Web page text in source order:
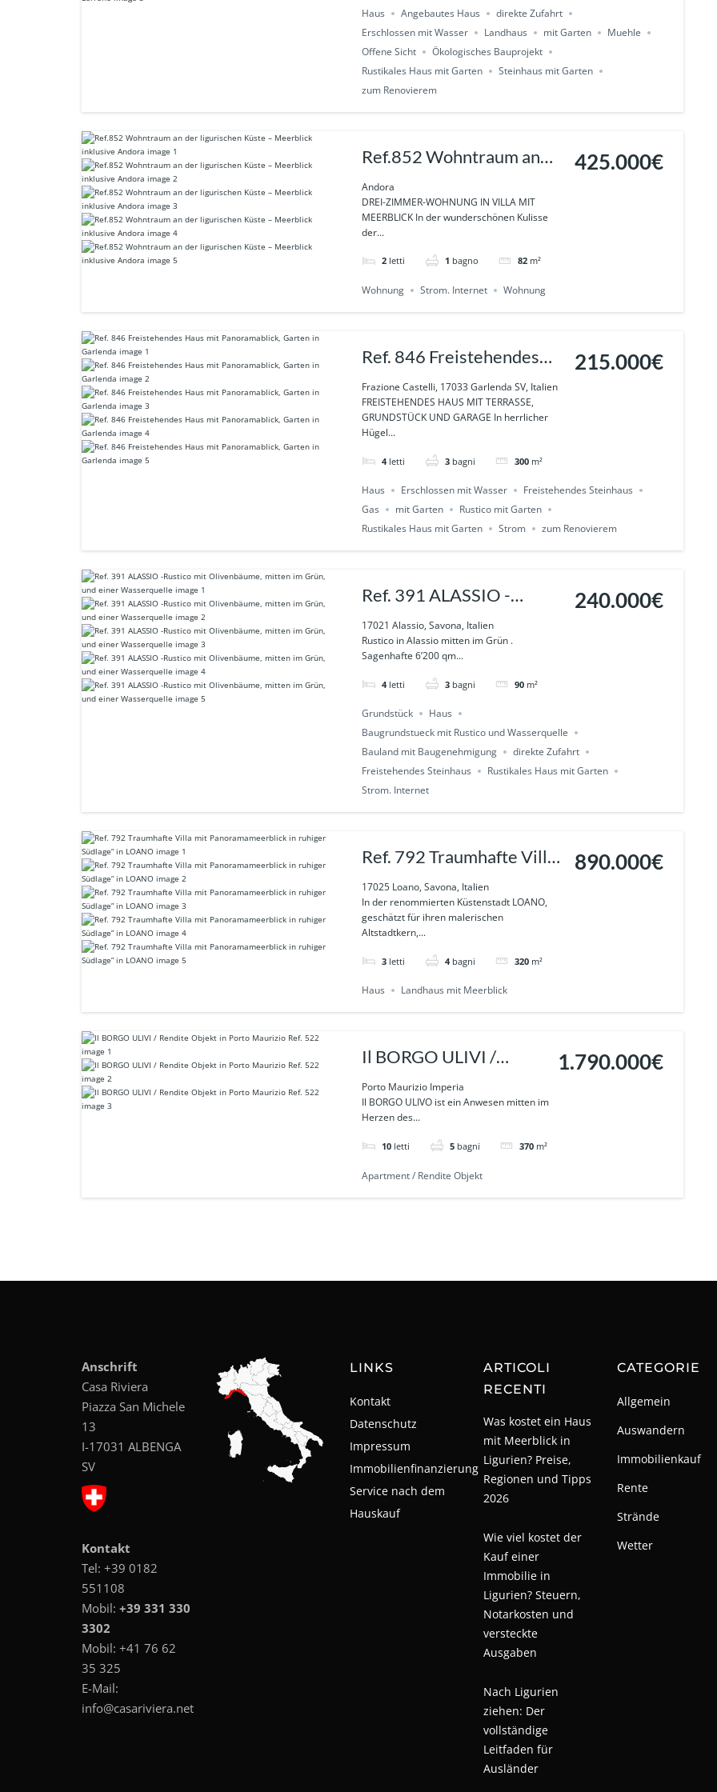
Haus Angebautes Haus
direkte Zufahrt
Erschlossen mit Wasser
Landhaus mit Garten
Muehle
Offene Sicht
Ökologisches Bauprojekt
Rustikales Haus mit Garten
Steinhaus mit Garten
zum Renovierem
Ref.852 Wohntraum an
der ligurischen Küste –
Meerblick inklusive
Andora
Andora
DREI-ZIMMER-WOHNUNG IN VILLA MIT
MEERBLICK In der wunderschönen Kulisse
der...
2 letti 1 bagno 82 m²
425.000€
Wohnung Strom. Internet Wohnung
Ref. 846 Freistehendes
Haus mit Panoramablick,
Garten in Garlenda
Frazione Castelli, 17033 Garlenda SV, Italien
FREISTEHENDES HAUS MIT TERRASSE,
GRUNDSTÜCK UND GARAGE In herrlicher
Hügel...
4 letti 3 bagni 300 m²
215.000€
Haus Erschlossen mit Wasser
Freistehendes Steinhaus
Gas
mit Garten
Rustico mit Garten
Rustikales Haus mit Garten
Strom zum Renovierem
Ref. 391 ALASSIO -
Rustico mit Olivenbäume,
mitten im Grün, und einer
Wasserquelle
17021 Alassio, Savona, Italien
Rustico in Alassio mitten im Grün .
Sagenhafte 6’200 qm...
4 letti 3 bagni 90 m²
240.000€
Grundstück
Haus
Baugrundstueck mit Rustico und Wasserquelle
Bauland mit Baugenehmigung
direkte Zufahrt
Freistehendes Steinhaus
Rustikales Haus mit Garten
Strom. Internet
Ref. 792 Traumhafte Villa
mit Panoramameerblick in
ruhiger Südlage” in
LOANO
17025 Loano, Savona, Italien
In der renommierten Küstenstadt LOANO,
geschätzt für ihren malerischen
Altstadtkern,...
3 letti 4 bagni 320 m²
890.000€
Haus Landhaus mit Meerblick
Il BORGO ULIVI /
Rendite Objekt in Porto
Maurizio Ref. 522
Porto Maurizio Imperia
Il BORGO ULIVO ist ein Anwesen mitten im
Herzen des...
10 letti 5 bagni 370 m²
1.790.000€
Apartment / Rendite Objekt
Anschrift
Casa Riviera
Piazza San Michele
13
I-17031 ALBENGA
SV
Kontakt
Tel: +39 0182
551108
Mobil: +39 331 330
3302
Mobil: +41 76 62
35 325
E-Mail:
info@casariviera.net
LINKS
Kontakt
Datenschutz
Impressum
Immobilienfinanzierung
Service nach dem
Hauskauf
ARTICOLI
RECENTI
Was kostet ein Haus
mit Meerblick in
Ligurien? Preise,
Regionen und Tipps
2026
Wie viel kostet der
Kauf einer
Immobilie in
Ligurien? Steuern,
Notarkosten und
versteckte
Ausgaben
Nach Ligurien
ziehen: Der
vollständige
Leitfaden für
Ausländer
CATEGORIE
Allgemein
Auswandern
Immobilienkauf
Rente
Strände
Wetter